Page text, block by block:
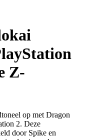
Z-
op met Dragon
2. Deze
door Spike en